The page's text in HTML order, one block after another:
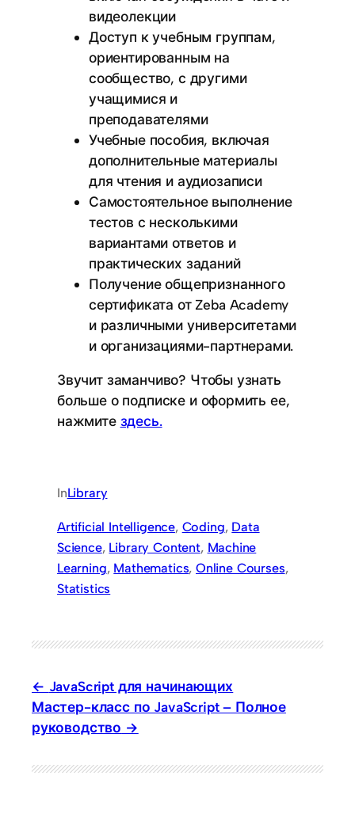
видеолекции
Доступ к учебным группам,
ориентированным на
сообщество, с другими
учащимися и
преподавателями
Учебные пособия, включая
дополнительные материалы
для чтения и аудиозаписи
Самостоятельное выполнение
тестов с несколькими
вариантами ответов и
практических заданий
Получение общепризнанного
сертификата от Zeba Academy
и различными университетами
и организациями-партнерами.
Звучит заманчиво? Чтобы узнать
больше о подписке и оформить ее,
нажмите здесь.
InLibrary
Artificial Intelligence, Coding, Data
Science, Library Content, Machine
Learning, Mathematics, Online Courses ,
Statistics
JavaScript для начинающих
Мастер-класс по JavaScript – Полное
руководство